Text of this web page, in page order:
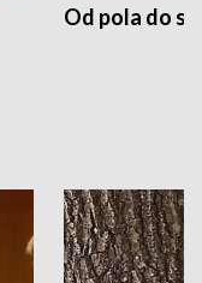
Od pola do